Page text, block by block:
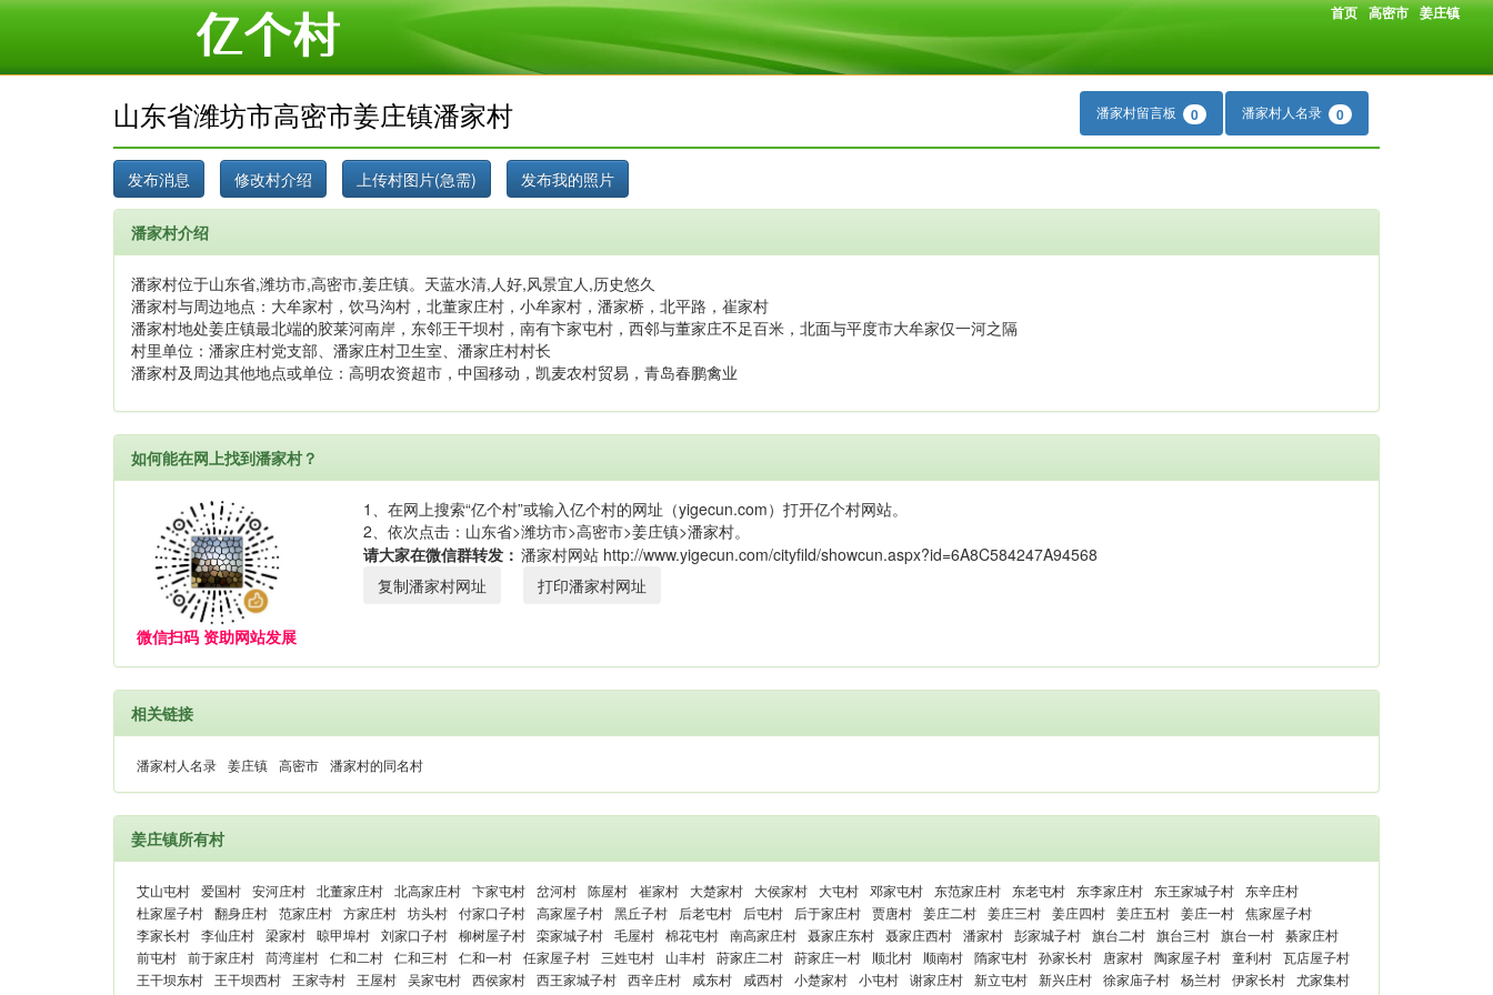
首页 高密市 姜庄镇
山东省潍坊市高密市姜庄镇潘家村 潘家村留言板 0 潘家村人名录 0
潘家村介绍
潘家村位于山东省,潍坊市,高密市,姜庄镇。天蓝水清,人好,风景宜人,历史悠久
潘家村与周边地点：大牟家村，饮马沟村，北董家庄村，小牟家村，潘家桥，北平路，崔家村
潘家村地处姜庄镇最北端的胶莱河南岸，东邻王干坝村，南有卞家屯村，西邻与董家庄不足百米，北面与平度市大牟家仅一河之隔
村里单位：潘家庄村党支部、潘家庄村卫生室、潘家庄村村长
潘家村及周边其他地点或单位：高明农资超市，中国移动，凯麦农村贸易，青岛春鹏禽业
如何能在网上找到潘家村？
微信扫码 资助网站发展
1、在网上搜索“亿个村”或输入亿个村的网址（yigecun.com）打开亿个村网站。
2、依次点击：山东省>潍坊市>高密市>姜庄镇>潘家村。
请大家在微信群转发：
复制潘家村网址
打印潘家村网址
相关链接
潘家村人名录 姜庄镇 高密市 潘家村的同名村
姜庄镇所有村
艾山屯村 爱国村 安河庄村 北董家庄村 北高家庄村 卞家屯村 岔河村 陈屋村 崔家村 大楚家村 大侯家村 大屯村 邓家屯村 东范家庄村 东老屯村 东李家庄村 东王家城子村
东辛庄村
杜家屋子村 翻身庄村 范家庄村 方家庄村 坊头村 付家口子村 高家屋子村 黑丘子村 后老屯村 后屯村 后于家庄村 贾唐村 姜庄二村 姜庄三村 姜庄四村 姜庄五村 姜庄一村 焦家屋子村
李家长村 李仙庄村 梁家村 晾甲埠村 刘家口子村 柳树屋子村 栾家城子村 毛屋村 棉花屯村 南高家庄村 聂家庄东村 聂家庄西村 潘家村 彭家城子村 旗台二村 旗台三村 旗台一村 綦家庄村
前屯村 前于家庄村 苘湾崖村 仁和二村 仁和三村 仁和一村 任家屋子村 三姓屯村 山丰村 莳家庄二村 莳家庄一村 顺北村 顺南村 隋家屯村 孙家长村 唐家村 陶家屋子村 童利村 瓦店屋子村
王干坝东村
王干坝西村 王家寺村 王屋村 吴家屯村 西侯家村 西王家城子村 西辛庄村 咸东村 咸西村 小楚家村 小屯村 谢家庄村 新立屯村 新兴庄村 徐家庙子村 杨兰村 伊家长村 尤家集村